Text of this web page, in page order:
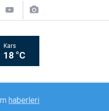
Kars
18 °C
haberleri